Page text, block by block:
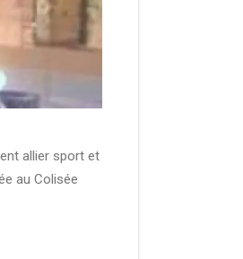
allier sport et
au Colisée